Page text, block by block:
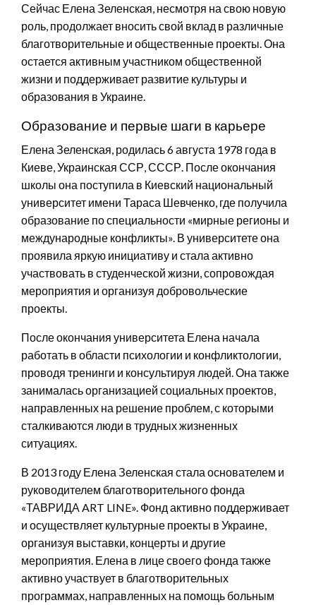
Сейчас Елена Зеленская, несмотря на свою новую
роль, продолжает вносить свой вклад в различные
благотворительные и общественные проекты. Она
остается активным участником общественной
жизни и поддерживает развитие культуры и
образования в Украине.
Образование и первые шаги в карьере
Елена Зеленская, родилась 6 августа 1978 года в
Киеве, Украинская ССР, СССР. После окончания
школы она поступила в Киевский национальный
университет имени Тараса Шевченко, где получила
образование по специальности «мирные регионы и
международные конфликты». В университете она
проявила яркую инициативу и стала активно
участвовать в студенческой жизни, сопровождая
мероприятия и организуя добровольческие
проекты.
После окончания университета Елена начала
работать в области психологии и конфликтологии,
проводя тренинги и консультируя людей. Она также
занималась организацией социальных проектов,
направленных на решение проблем, с которыми
сталкиваются люди в трудных жизненных
ситуациях.
В 2013 году Елена Зеленская стала основателем и
руководителем благотворительного фонда
«ТАВРИДА ART LINE». Фонд активно поддерживает
и осуществляет культурные проекты в Украине,
организуя выставки, концерты и другие
мероприятия. Елена в лице своего фонда также
активно участвует в благотворительных
программах, направленных на помощь больным